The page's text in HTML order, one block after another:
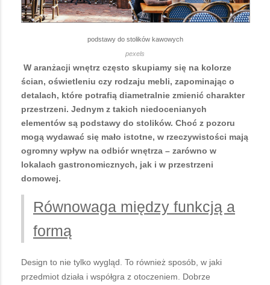
podstawy do stolików kawowych
pexels
W aranżacji wnętrz często skupiamy się na kolorze
ścian, oświetleniu czy rodzaju mebli, zapominając o
detalach, które potrafią diametralnie zmienić charakter
przestrzeni. Jednym z takich niedocenianych
elementów są podstawy do stolików. Choć z pozoru
mogą wydawać się mało istotne, w rzeczywistości mają
ogromny wpływ na odbiór wnętrza – zarówno w
lokalach gastronomicznych, jak i w przestrzeni
domowej.
Równowaga między funkcją a
formą
Design to nie tylko wygląd. To również sposób, w jaki
przedmiot działa i współgra z otoczeniem. Dobrze